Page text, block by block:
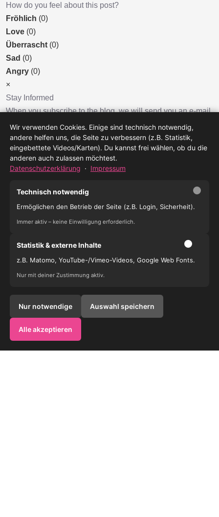
How do you feel about this post?
Fröhlich (0)
Love (0)
Überrascht (0)
Sad (0)
Angry (0)
×
Stay Informed
When you subscribe to the blog, we will send you an e-mail
when there are new updates on the site so you wouldn't
miss them.
Your
Name
Address
FC Hamm United sucht Trainerinnen und Trainer
Wir verwenden Cookies. Einige sind technisch notwendig,
andere helfen uns, die Seite zu verbessern (z.B. Statistik,
eingebettete Videos/Karten). Du kannst frei wählen, ob du die
anderen auch zulassen möchtest.
Datenschutzerklärung · Impressum
Technisch notwendig
Ermöglichen den Betrieb der Seite (z.B. Login, Sicherheit).
Immer aktiv – keine Einwilligung erforderlich.
Statistik & externe Inhalte
z.B. Matomo, YouTube-/Vimeo-Videos, Google Web Fonts.
Nur mit deiner Zustimmung aktiv.
Nur notwendige Auswahl speichern
Alle akzeptieren